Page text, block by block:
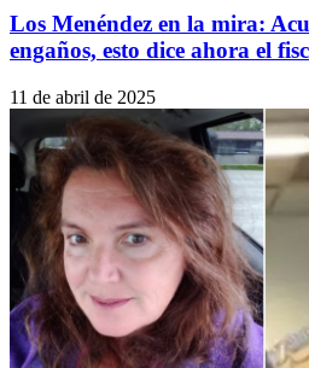
Los Menéndez en la mira:
engaños, esto dice ahora el
11 de abril de 2025